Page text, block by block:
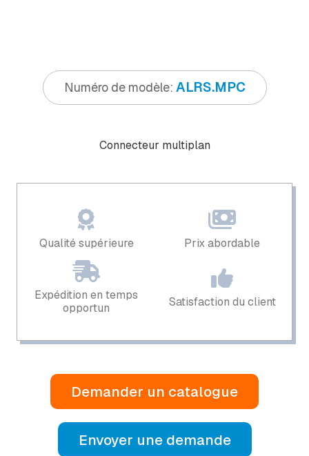
Numéro de modèle: ALRS.MPC
Connecteur multiplan
Qualité supérieure Prix ​​abordable
Expédition en temps
opportun
Satisfaction du client
Demander un catalogue
Envoyer une demande